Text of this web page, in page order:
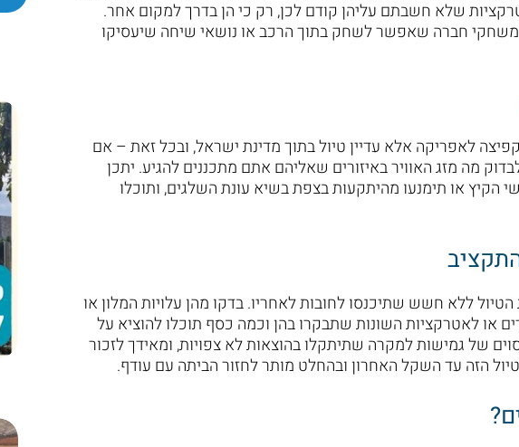
שלא חשבתם עליהן קודם לכן, רק כי הן בדרך למקום אחר.
משחקי חברה שאפשר לשחק בתוך הרכב או נושאי שיחה שיעסיקו
קפיצה לאפריקה אלא עדיין טיול בתוך מדינת ישראל, ובכל זאת – אם
מה מזג האוויר באיזורים שאליהם אתם מתכננים להגיע. יתכן
הקיץ או תימנעו מהיתקעות בצפת בשיא עונת השלגים, ותוכלו
ללא חשש שתיכנסו לחובות לאחריו. בדקו מהן עלויות המלון או
או לאטרקציות השונות שתבקרו בהן וכמה כסף תוכלו להוציא על
של גמישות למקרה שתיתקלו בהוצאות לא צפויות, ומאידך לזכור
הזה עד השקל האחרון ובהחלט מותר לחזור הביתה עם עודף.